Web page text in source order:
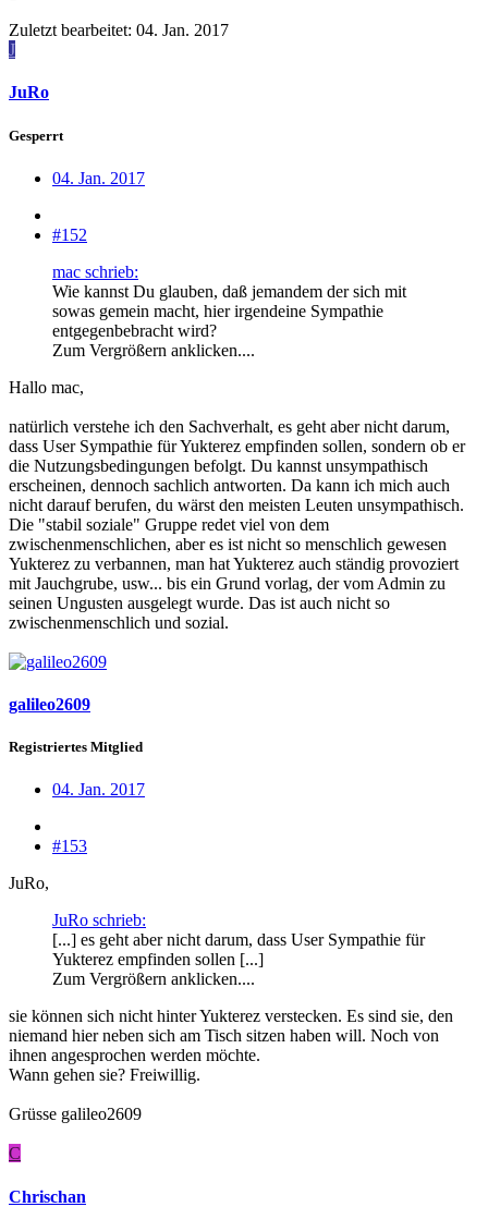
Zuletzt bearbeitet: 04. Jan. 2017
J
JuRo
Gesperrt
04. Jan. 2017
#152
mac schrieb:
Wie kannst Du glauben, daß jemandem der sich mit
sowas gemein macht, hier irgendeine Sympathie
entgegenbebracht wird?
Zum Vergrößern anklicken....
Hallo mac,
natürlich verstehe ich den Sachverhalt, es geht aber nicht darum,
dass User Sympathie für Yukterez empfinden sollen, sondern ob er
die Nutzungsbedingungen befolgt. Du kannst unsympathisch
erscheinen, dennoch sachlich antworten. Da kann ich mich auch
nicht darauf berufen, du wärst den meisten Leuten unsympathisch.
Die "stabil soziale" Gruppe redet viel von dem
zwischenmenschlichen, aber es ist nicht so menschlich gewesen
Yukterez zu verbannen, man hat Yukterez auch ständig provoziert
mit Jauchgrube, usw... bis ein Grund vorlag, der vom Admin zu
seinen Ungusten ausgelegt wurde. Das ist auch nicht so
zwischenmenschlich und sozial.
galileo2609
Registriertes Mitglied
04. Jan. 2017
#153
JuRo,
JuRo schrieb:
[...] es geht aber nicht darum, dass User Sympathie für
Yukterez empfinden sollen [...]
Zum Vergrößern anklicken....
sie können sich nicht hinter Yukterez verstecken. Es sind sie, den
niemand hier neben sich am Tisch sitzen haben will. Noch von
ihnen angesprochen werden möchte.
Wann gehen sie? Freiwillig.
Grüsse galileo2609
C
Chrischan